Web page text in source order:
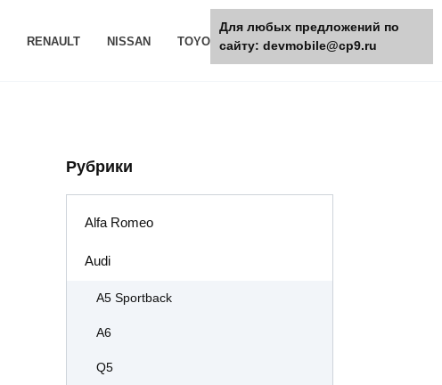
RENAULT NISSAN TOYOTA РАЗНОЕ
Рубрики
Alfa Romeo
Audi
A5 Sportback
A6
Q5
Для любых предложений по
сайту: devmobile@cp9.ru